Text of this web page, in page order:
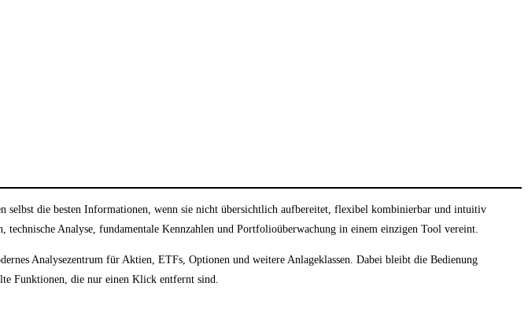
selbst die besten Informationen, wenn sie nicht übersichtlich aufbereitet, flexibel kombinierbar und intuitiv
technische Analyse, fundamentale Kennzahlen und Portfolioüberwachung in einem einzigen Tool vereint.
Analysezentrum für Aktien, ETFs, Optionen und weitere Anlageklassen. Dabei bleibt die Bedienung
Funktionen, die nur einen Klick entfernt sind.